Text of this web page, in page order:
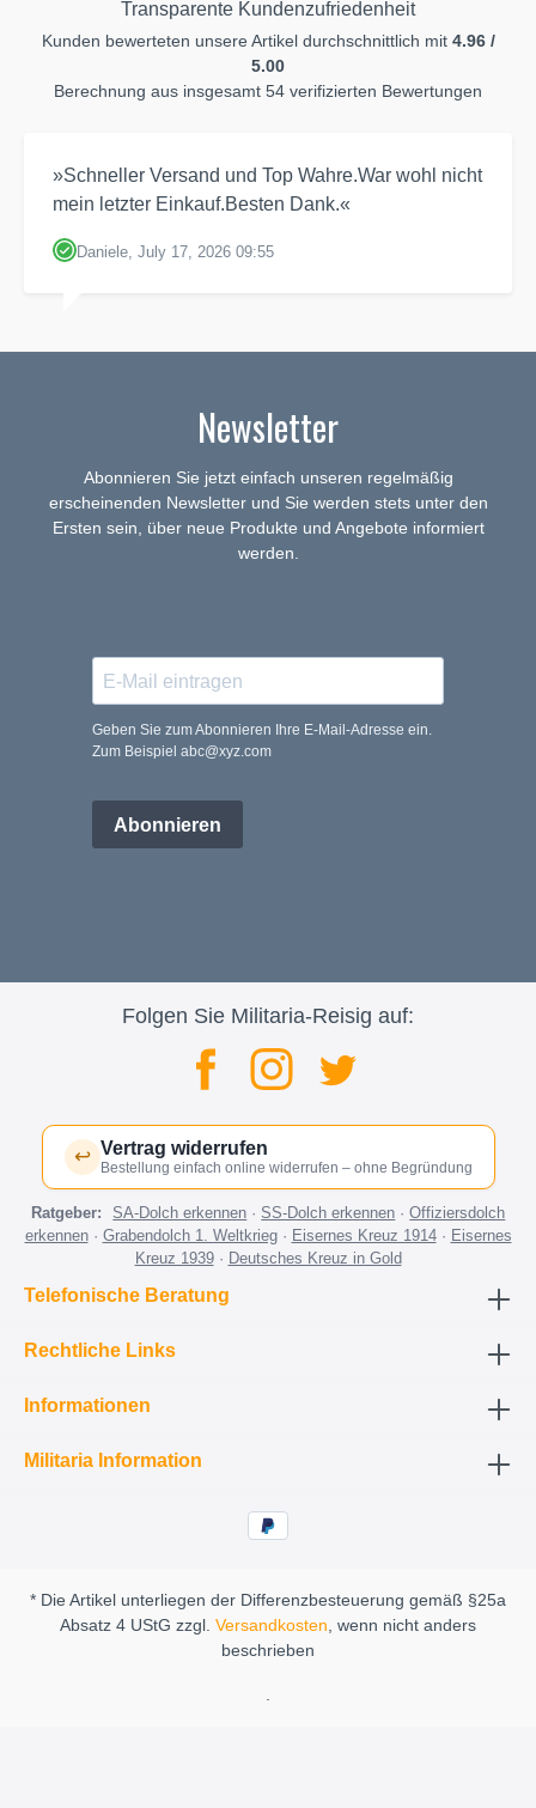
Transparente Kundenzufriedenheit
Kunden bewerteten unsere Artikel durchschnittlich mit 4.96 /
5.00
Berechnung aus insgesamt 54 verifizierten Bewertungen
»Schneller Versand und Top Wahre.War wohl nicht
mein letzter Einkauf.Besten Dank.«
Daniele, July 17, 2026 09:55
Newsletter
Abonnieren Sie jetzt einfach unseren regelmäßig
erscheinenden Newsletter und Sie werden stets unter den
Ersten sein, über neue Produkte und Angebote informiert
werden.
Geben Sie zum Abonnieren Ihre E-Mail-Adresse ein.
Zum Beispiel abc@xyz.com
Abonnieren
Folgen Sie Militaria-Reisig auf:
↩ Vertrag widerrufen
Bestellung einfach online widerrufen – ohne Begründung
Ratgeber: SA-Dolch erkennen ·SS-Dolch erkennen ·Offiziersdolch
erkennen· Grabendolch 1. Weltkrieg· Eisernes Kreuz 1914· Eisernes
Kreuz 1939· Deutsches Kreuz in Gold
Telefonische Beratung
Rechtliche Links
Informationen
Militaria Information
* Die Artikel unterliegen der Differenzbesteuerung gemäß §25a
Absatz 4 UStG zzgl. Versandkosten, wenn nicht anders
beschrieben
.